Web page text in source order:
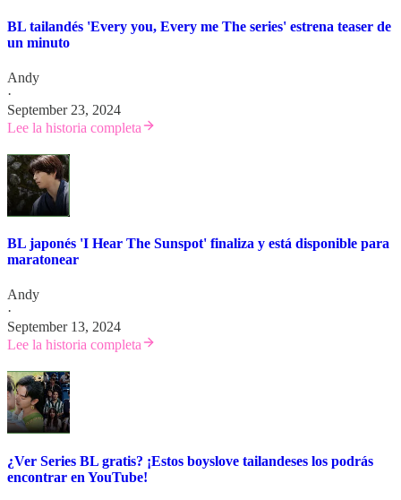
BL tailandés 'Every you, Every me The series' estrena teaser de
un minuto
Andy
·
September 23, 2024
Lee la historia completa
BL japonés 'I Hear The Sunspot' finaliza y está disponible para
maratonear
Andy
·
September 13, 2024
Lee la historia completa
¿Ver Series BL gratis? ¡Estos boyslove tailandeses los podrás
encontrar en YouTube!